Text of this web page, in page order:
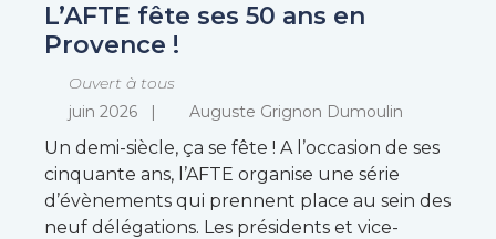
L’AFTE fête ses 50 ans en
Provence !
Ouvert à tous
juin 2026
Auguste Grignon Dumoulin
Un demi-siècle, ça se fête ! A l’occasion de ses
cinquante ans, l’AFTE organise une série
d’évènements qui prennent place au sein des
neuf délégations. Les présidents et vice-